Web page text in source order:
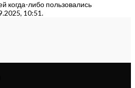
когда-либо пользовались
10:51.